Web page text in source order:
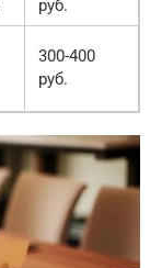
руб.
300-400
руб.